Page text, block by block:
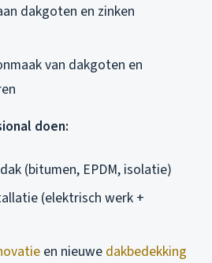
dakgoten en zinken
van dakgoten en
doen:
(bitumen, EPDM, isolatie)
(elektrisch werk +
en nieuwe dakbedekking